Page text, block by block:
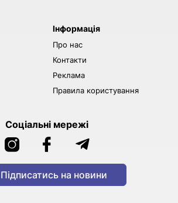
Інформація
Про нас
Контакти
Реклама
Правила користування
Соціальні мережі
Підписатись на новини